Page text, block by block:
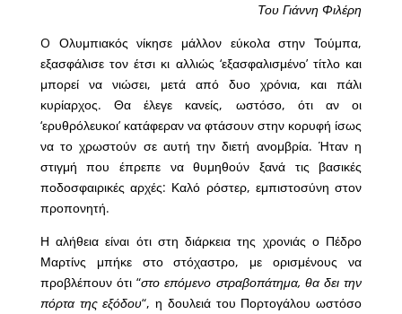
Του Γιάννη Φιλέρη
O Ολυμπιακός νίκησε μάλλον εύκολα στην Τούμπα,
εξασφάλισε τον έτσι κι αλλιώς ‘εξασφαλισμένο’ τίτλο και
μπορεί να νιώσει, μετά από δυο χρόνια, και πάλι
κυρίαρχος. Θα έλεγε κανείς, ωστόσο, ότι αν οι
‘ερυθρόλευκοι’ κατάφεραν να φτάσουν στην κορυφή ίσως
να το χρωστούν σε αυτή την διετή ανομβρία. Ήταν η
στιγμή που έπρεπε να θυμηθούν ξανά τις βασικές
ποδοσφαιρικές αρχές: Καλό ρόστερ, εμπιστοσύνη στον
προπονητή.
Η αλήθεια είναι ότι στη διάρκεια της χρονιάς ο Πέδρο
Μαρτίνς μπήκε στο στόχαστρο, με ορισμένους να
προβλέπουν ότι “στο επόμενο στραβοπάτημα, θα δει την
πόρτα της εξόδου“, η δουλειά του Πορτογάλου ωστόσο